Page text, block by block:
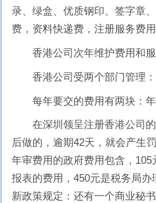
录、绿盒、优质钢印、签字章
费，资料快递费，注册服务费
香港公司次年维护费用和服
香港公司受两个部门管理：
每年要交的费用有两块：年
在深圳领呈注册香港公司的
后做的，逾期42天，就会产生
年审费用的政府费用包含，
报表的费用，450元是税务局
新政策规定：还有一个商业秘